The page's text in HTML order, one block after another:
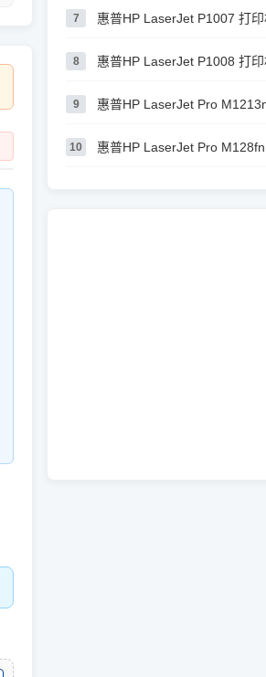
7 惠普HP LaserJet P1007 打
8 惠普HP LaserJet P1008 打
9
10